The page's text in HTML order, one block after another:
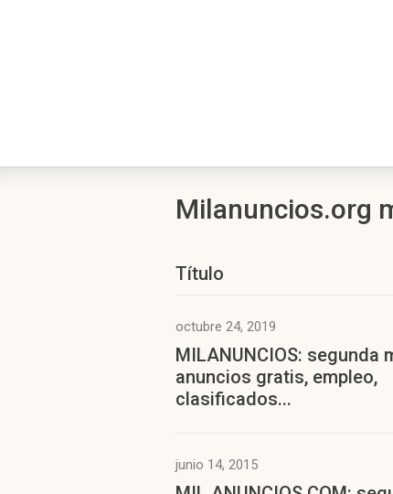
Milanuncios.org
Título
octubre 24, 2019
MILANUNCIOS: segunda
anuncios gratis, empleo,
clasificados...
junio 14, 2015